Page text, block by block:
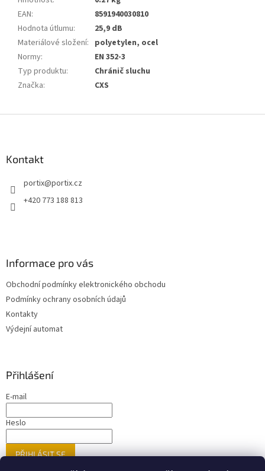
EAN:
8591940030810
Hodnota útlumu:
25,9 dB
Materiálové složení: polyetylen, ocel
Normy:
EN 352-3
Typ produktu:
Chránič sluchu
Značka: CXS
Kontakt
portix@portix.cz
+420 773 188 813
Informace pro vás
Obchodní podmínky elektronického obchodu
Podmínky ochrany osobních údajů
Kontakty
Výdejní automat
Přihlášení
E-mail
Heslo
PŘIHLÁSIT SE